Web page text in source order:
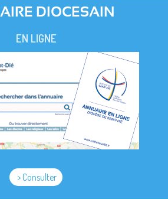
DIOCESAIN
EN LIGNE
> Consulter